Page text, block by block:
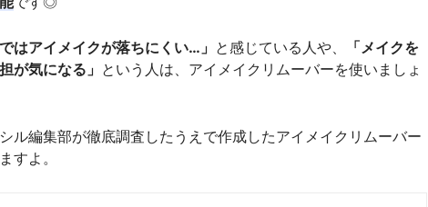
はアイメイクが落ちにくい…」 と感じている人や、
「メイクを
が気になる」 という人は、アイメイクリムーバーを使いましょ
ル編集部が徹底調査したうえで作成したアイメイクリムーバー
すよ。